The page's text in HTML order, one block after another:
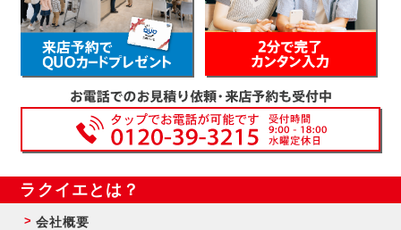
ラクイエとは？
会社概要